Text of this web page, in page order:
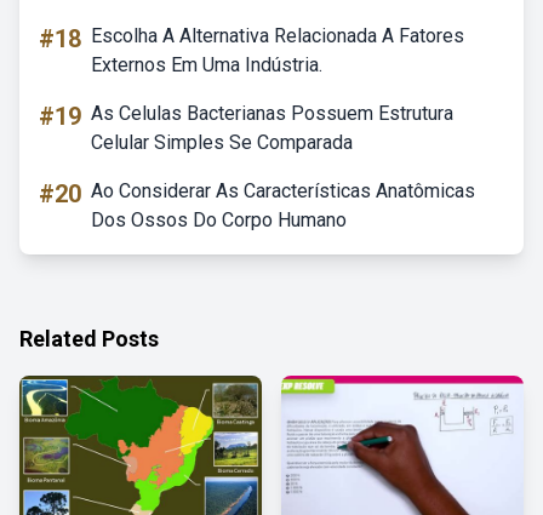
#18 Escolha A Alternativa Relacionada A Fatores
Externos Em Uma Indústria.
#19 As Celulas Bacterianas Possuem Estrutura
Celular Simples Se Comparada
#20 Ao Considerar As Características Anatômicas
Dos Ossos Do Corpo Humano
Related Posts